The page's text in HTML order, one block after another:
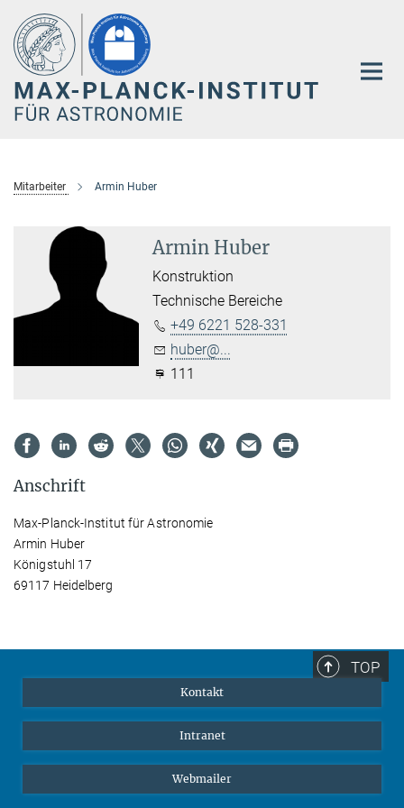
Hauptinhalt
Mitarbeiter Armin Huber
Armin Huber
Konstruktion
Technische Bereiche
+49 6221 528-331
huber@...
111
Anschrift
Max-Planck-Institut für Astronomie
Armin Huber
Königstuhl 17
69117 Heidelberg
TOP
Kontakt
Intranet
Webmailer